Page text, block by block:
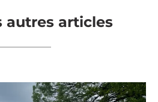
autres articles